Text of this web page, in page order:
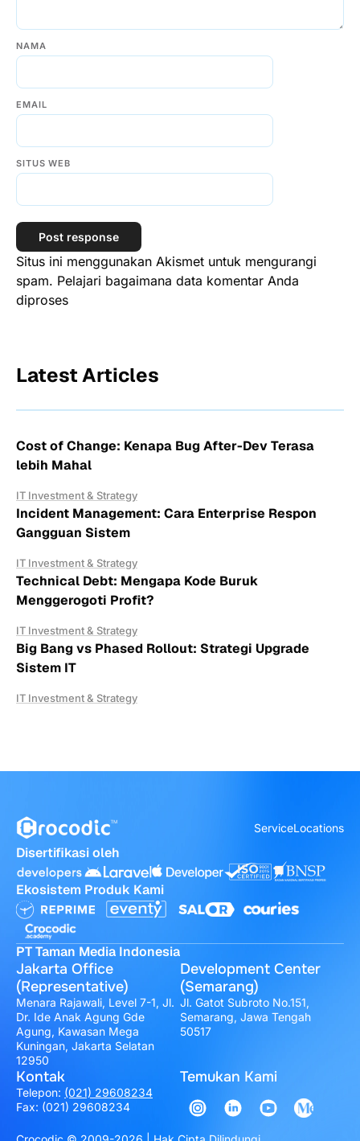
NAMA
EMAIL
SITUS WEB
Situs ini menggunakan Akismet untuk mengurangi
spam. Pelajari bagaimana data komentar Anda
diproses
Latest Articles
Cost of Change: Kenapa Bug After-Dev Terasa
lebih Mahal
IT Investment & Strategy
Incident Management: Cara Enterprise Respon
Gangguan Sistem
IT Investment & Strategy
Technical Debt: Mengapa Kode Buruk
Menggerogoti Profit?
IT Investment & Strategy
Big Bang vs Phased Rollout: Strategi Upgrade
Sistem IT
IT Investment & Strategy
ServiceLocations
Disertifikasi oleh
Ekosistem Produk Kami
PT Taman Media Indonesia
Jakarta Office
(Representative)
Menara Rajawali, Level 7-1, Jl.
Dr. Ide Anak Agung Gde
Agung, Kawasan Mega
Kuningan, Jakarta Selatan
12950
Development Center
(Semarang)
Jl. Gatot Subroto No.151,
Semarang, Jawa Tengah
50517
Kontak
Telepon: (021) 29608234
Fax: (021) 29608234
Temukan Kami